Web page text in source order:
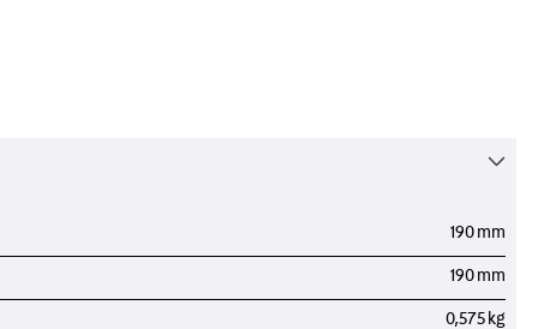
& gelocht
190 mm
190 mm
0,575 kg